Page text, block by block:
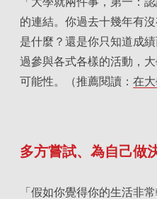
的連結。你過去十幾年有
是什麼？還是你只知道成績
過參與各式各樣的活動，
可能性。（推薦閱讀： 在大
多方嘗試、為自己做
「假如你覺得你的生活非